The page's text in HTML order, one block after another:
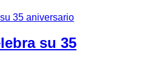
su 35